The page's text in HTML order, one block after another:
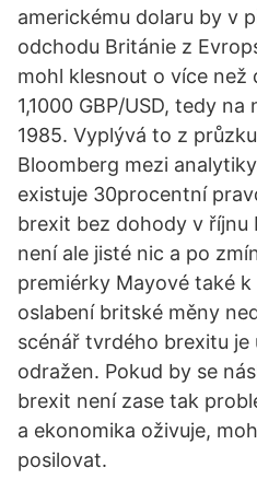
americkému dolaru by v
odchodu Británie z
mohl klesnout o více než
1,1000 GBP/USD, tedy
1985. Vyplývá to z
Bloomberg mezi
existuje 30procentní
brexit bez dohody v říjnu
není ale jisté nic a po
premiérky Mayové také k
oslabení britské měny
scénář tvrdého brexitu je
odražen. Pokud by se
brexit není zase tak
a ekonomika oživuje,
posilovat.